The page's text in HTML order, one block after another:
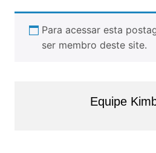
Para acessar esta
ser membro deste site.
Equipe